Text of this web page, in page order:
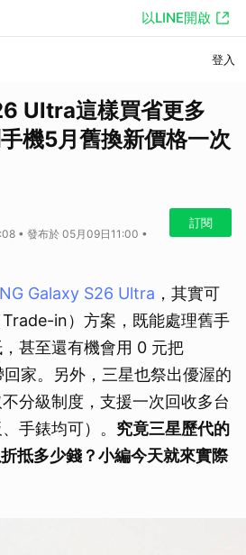
以LINE開啟
登入
Ultra這樣買省更多
機5月舊換新價格一次
• 發布於 05月09日11:00 •
訂閱
Galaxy S26 Ultra ，其實可
in）方案，既能處理舊手
甚至還有機會用 0 元把
家。另外，三星也祭出優渥的
分級制度，支援一次回收多台
手錶均可）。 究竟三星歷代的
折抵多少錢 ？小編今天就來實際